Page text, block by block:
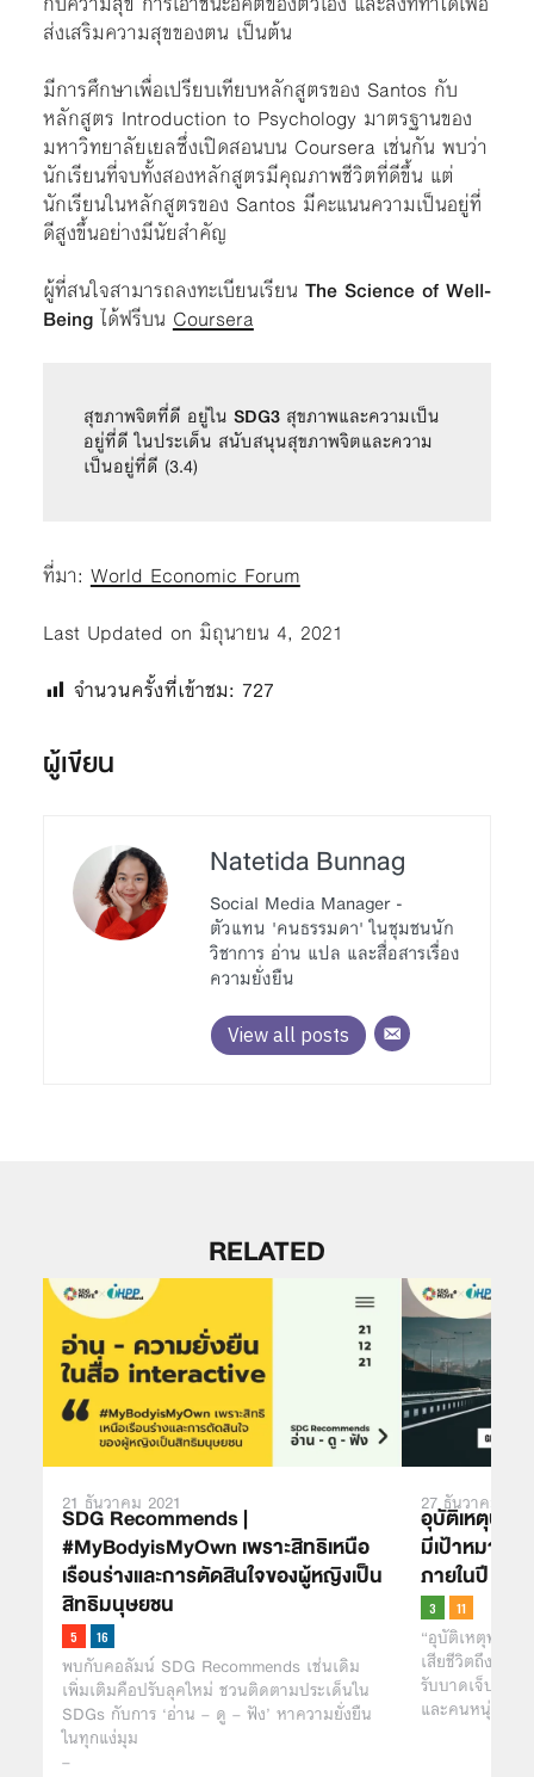
ส่งเสริมความสุขของตน เป็นต้น
มีการศึกษาเพื่อเปรียบเทียบหลักสูตรของ Santos กับ
หลักสูตร Introduction to Psychology มาตรฐานของ
มหาวิทยาลัยเยลซึ่งเปิดสอนบน Coursera เช่นกัน พบว่า
นักเรียนที่จบทั้งสองหลักสูตรมีคุณภาพชีวิตที่ดีขึ้น แต่
นักเรียนในหลักสูตรของ Santos มีคะแนนความเป็นอยู่ที่
ดีสูงขึ้นอย่างมีนัยสำคัญ
ผู้ที่สนใจสามารถลงทะเบียนเรียน The Science of Well-
Beingได้ฟรีบนCoursera
สุขภาพจิตที่ดี อยู่ใน SDG3 สุขภาพและความเป็น
อยู่ที่ดี ในประเด็น สนับสนุนสุขภาพจิตและความ
เป็นอยู่ที่ดี (3.4)
ที่มา:World Economic Forum
Last Updated on มิถุนายน 4, 2021
จำนวนครั้งที่เข้าชม: 727
ผู้เขียน
Natetida Bunnag
Social Media Manager -
ตัวแทน 'คนธรรมดา' ในชุมชนนัก
วิชาการ อ่าน แปล และสื่อสารเรื่อง
ความยั่งยืน
View all posts
RELATED
21 ธันวาคม 2021
SDG Recommends |
#MyBodyisMyOwn เพราะสิทธิเหนือ
เรือนร่างและการตัดสินใจของผู้หญิงเป็น
สิทธิมนุษยชน
พบกับคอลัมน์ SDG Recommends เช่นเดิม
เพิ่มเติมคือปรับลุคใหม่ ชวนติดตามประเด็นใน
SDGs กับการ ‘อ่าน – ดู – ฟัง’ หาความยั่งยืน
ในทุกแง่มุม
–
27 ธันวาคม
อุบัติเหตุบนถ
มีเป้าหมายล
ภายในปี
“อุบัติเหตุทางท้
เสียชีวิตถึง
รับบาดเจ็บ ซ้ำยั
และคนหนุ่…